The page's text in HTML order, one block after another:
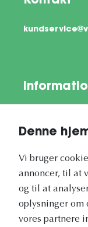
Denne
Vi bruger
annoncer, til at
og til at
oplysninger om
vores partnere
Vores